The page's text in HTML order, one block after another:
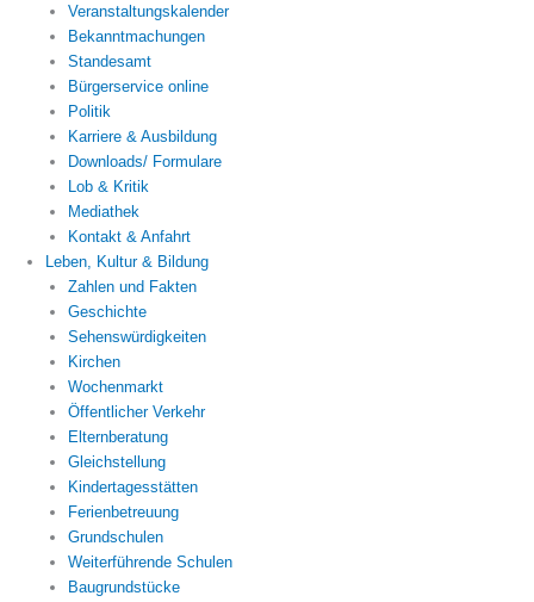
Veranstaltungskalender
Bekanntmachungen
Standesamt
Bürgerservice online
Politik
Karriere & Ausbildung
Downloads/ Formulare
Lob & Kritik
Mediathek
Kontakt & Anfahrt
Leben, Kultur & Bildung
Zahlen und Fakten
Geschichte
Sehenswürdigkeiten
Kirchen
Wochenmarkt
Öffentlicher Verkehr
Elternberatung
Gleichstellung
Kindertagesstätten
Ferienbetreuung
Grundschulen
Weiterführende Schulen
Baugrundstücke